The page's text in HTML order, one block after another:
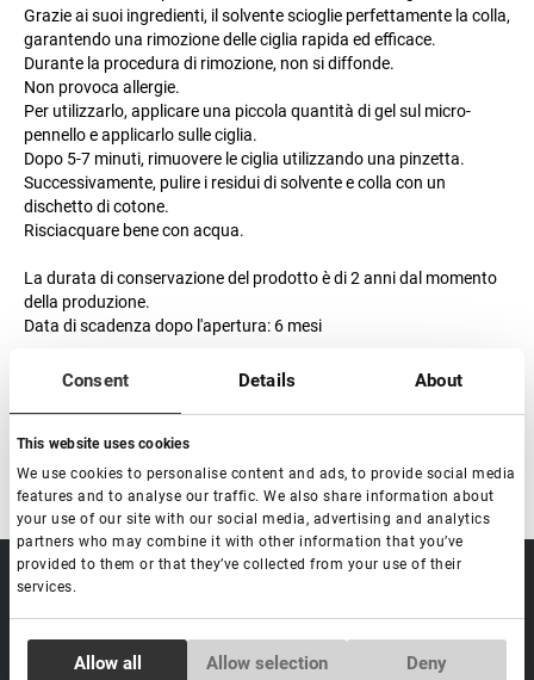
Consent Details About
This website uses cookies
We use cookies to personalise content and ads, to provide social media
features and to analyse our traffic. We also share information about
your use of our site with our social media, advertising and analytics
partners who may combine it with other information that you’ve
provided to them or that they’ve collected from your use of their
services.
Necessary
Allow all Allow selection Deny
Grazie ai suoi ingredienti, il solvente scioglie perfettamente la colla,
garantendo una rimozione delle ciglia rapida ed efficace.
Durante la procedura di rimozione, non si diffonde.
Non provoca allergie.
Per utilizzarlo, applicare una piccola quantità di gel sul micro-
pennello e applicarlo sulle ciglia.
Dopo 5-7 minuti, rimuovere le ciglia utilizzando una pinzetta.
Successivamente, pulire i residui di solvente e colla con un
dischetto di cotone.
Risciacquare bene con acqua.
La durata di conservazione del prodotto è di 2 anni dal momento
della produzione.
Data di scadenza dopo l'apertura: 6 mesi
Con aroma di mora
Data processing policy
BLOG
Contacts
Lash
Brow